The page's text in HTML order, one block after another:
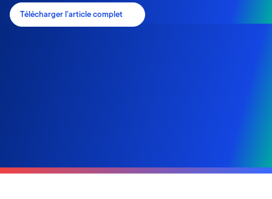
Télécharger l’article complet